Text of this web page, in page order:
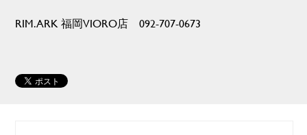
RIM.ARK 福岡VIORO店 092-707-0673